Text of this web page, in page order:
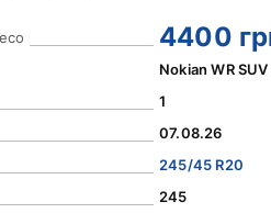
4400
Nokian WR
1
07.08.26
245/45 R20
245